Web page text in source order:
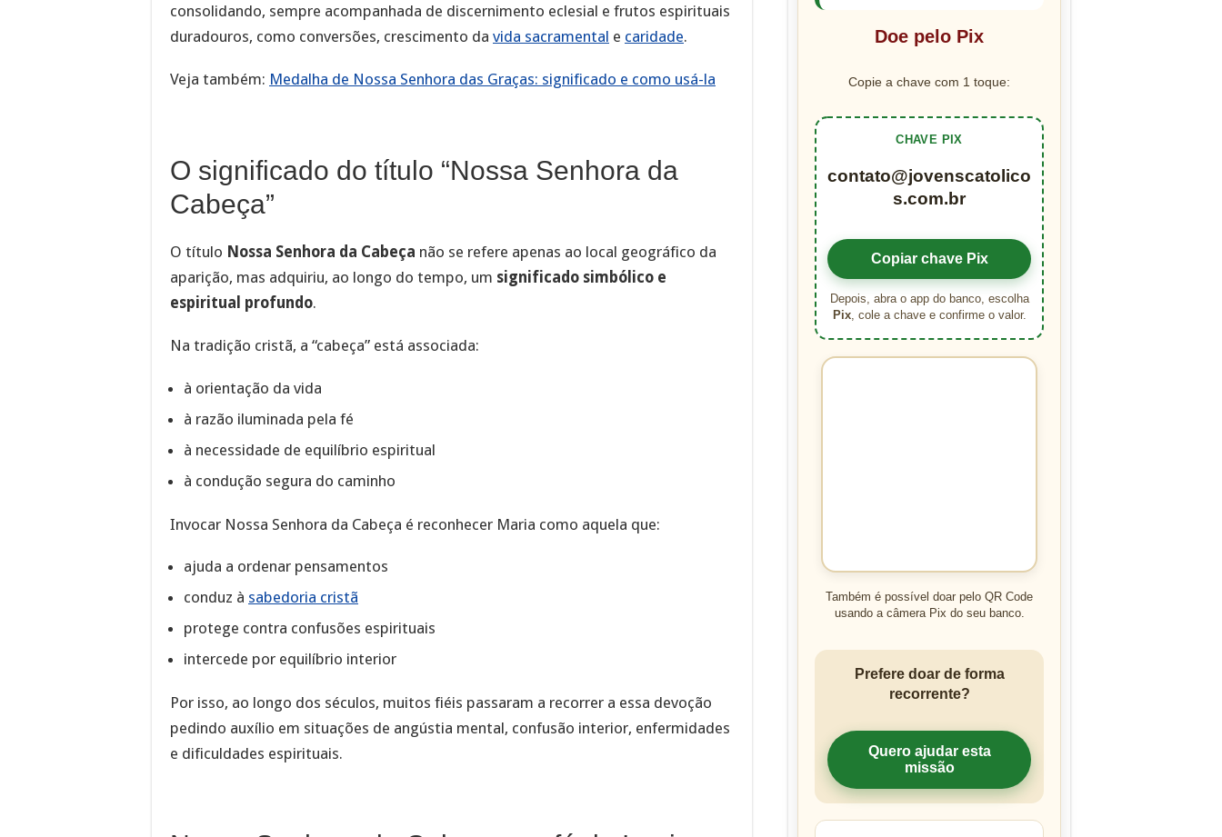
consolidando, sempre acompanhada de discernimento eclesial e frutos espirituais
duradouros, como conversões, crescimento da vida sacramental e caridade.
Veja também: Medalha de Nossa Senhora das Graças: significado e como usá-la
O significado do título “Nossa Senhora da
Cabeça”
O título Nossa Senhora da Cabeça não se refere apenas ao local geográfico da
aparição, mas adquiriu, ao longo do tempo, um significado simbólico e
espiritual profundo.
Na tradição cristã, a “cabeça” está associada:
à orientação da vida
à razão iluminada pela fé
à necessidade de equilíbrio espiritual
à condução segura do caminho
Invocar Nossa Senhora da Cabeça é reconhecer Maria como aquela que:
ajuda a ordenar pensamentos
conduz à sabedoria cristã
protege contra confusões espirituais
intercede por equilíbrio interior
Por isso, ao longo dos séculos, muitos fiéis passaram a recorrer a essa devoção
pedindo auxílio em situações de angústia mental, confusão interior, enfermidades
e dificuldades espirituais.
Doe pelo Pix
Copie a chave com 1 toque:
CHAVE PIX
contato@jovenscatolico
s.com.br
Copiar chave Pix
Depois, abra o app do banco, escolha
Pix, cole a chave e confirme o valor.
Também é possível doar pelo QR Code
usando a câmera Pix do seu banco.
Prefere doar de forma
recorrente?
Quero ajudar esta
missão